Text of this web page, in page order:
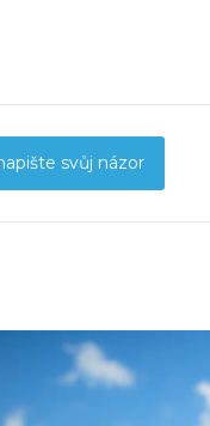
svůj názor